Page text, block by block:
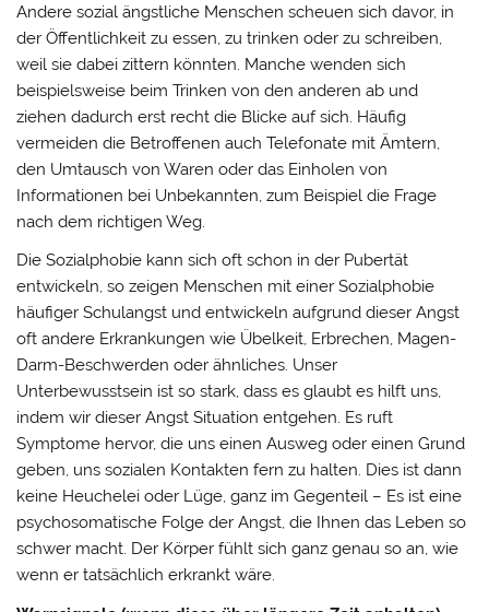
Andere sozial ängstliche Menschen scheuen sich davor, in
der Öffentlichkeit zu essen, zu trinken oder zu schreiben,
weil sie dabei zittern könnten. Manche wenden sich
beispielsweise beim Trinken von den anderen ab und
ziehen dadurch erst recht die Blicke auf sich. Häufig
vermeiden die Betroffenen auch Telefonate mit Ämtern,
den Umtausch von Waren oder das Einholen von
Informationen bei Unbekannten, zum Beispiel die Frage
nach dem richtigen Weg.
Die Sozialphobie kann sich oft schon in der Pubertät
entwickeln, so zeigen Menschen mit einer Sozialphobie
häufiger Schulangst und entwickeln aufgrund dieser Angst
oft andere Erkrankungen wie Übelkeit, Erbrechen, Magen-
Darm-Beschwerden oder ähnliches. Unser
Unterbewusstsein ist so stark, dass es glaubt es hilft uns,
indem wir dieser Angst Situation entgehen. Es ruft
Symptome hervor, die uns einen Ausweg oder einen Grund
geben, uns sozialen Kontakten fern zu halten. Dies ist dann
keine Heuchelei oder Lüge, ganz im Gegenteil – Es ist eine
psychosomatische Folge der Angst, die Ihnen das Leben so
schwer macht. Der Körper fühlt sich ganz genau so an, wie
wenn er tatsächlich erkrankt wäre.